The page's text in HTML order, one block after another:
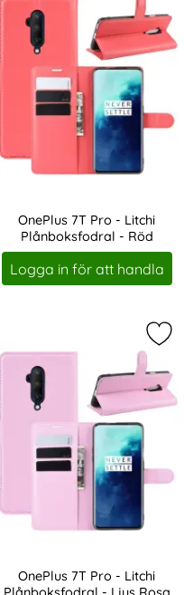
OnePlus 7T Pro - Litchi
Plånboksfodral - Röd
nr 1412
Logga in för att handla
onePlus 7T Pro - Litchi
OnePlus 7T Pro - Litchi